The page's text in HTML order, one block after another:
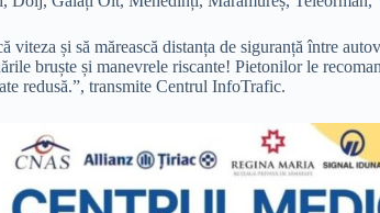
viteza și să mărească distanța de siguranță între
bruște și manevrele riscante! Pietonilor le
redusă.”, transmite Centrul InfoTrafic.